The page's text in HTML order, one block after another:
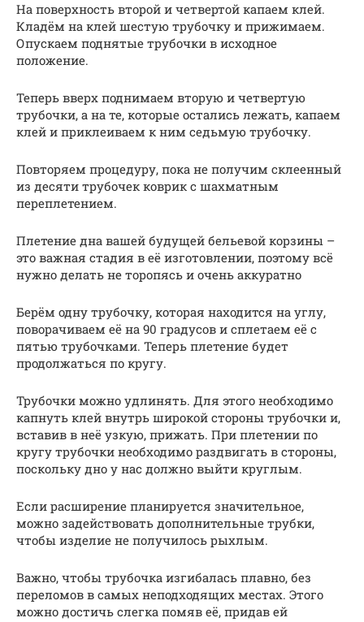
На поверхность второй и четвертой капаем клей.
Кладём на клей шестую трубочку и прижимаем.
Опускаем поднятые трубочки в исходное
положение.
Теперь вверх поднимаем вторую и четвертую
трубочки, а на те, которые остались лежать, капаем
клей и приклеиваем к ним седьмую трубочку.
Повторяем процедуру, пока не получим склеенный
из десяти трубочек коврик с шахматным
переплетением.
Плетение дна вашей будущей бельевой корзины –
это важная стадия в её изготовлении, поэтому всё
нужно делать не торопясь и очень аккуратно
Берём одну трубочку, которая находится на углу,
поворачиваем её на 90 градусов и сплетаем её с
пятью трубочками. Теперь плетение будет
продолжаться по кругу.
Трубочки можно удлинять. Для этого необходимо
капнуть клей внутрь широкой стороны трубочки и,
вставив в неё узкую, прижать. При плетении по
кругу трубочки необходимо раздвигать в стороны,
поскольку дно у нас должно выйти круглым.
Если расширение планируется значительное,
можно задействовать дополнительные трубки,
чтобы изделие не получилось рыхлым.
Важно, чтобы трубочка изгибалась плавно, без
переломов в самых неподходящих местах. Этого
можно достичь слегка помяв её, придав ей